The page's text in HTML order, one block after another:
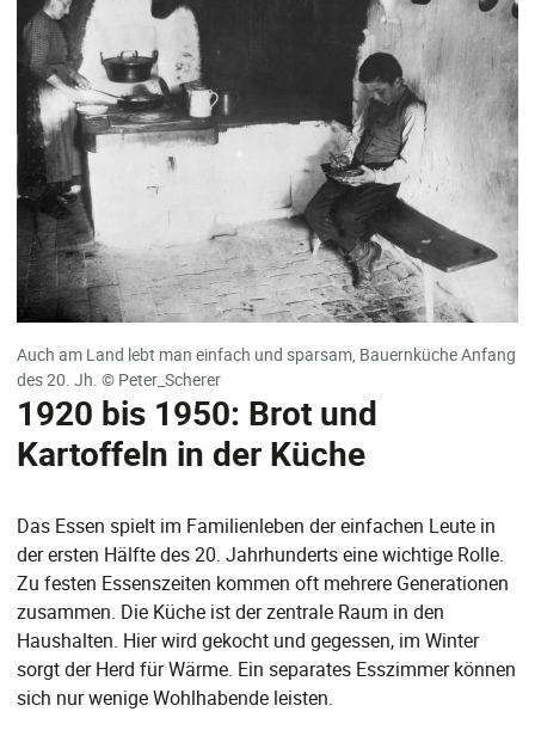
Auch am Land lebt man einfach und sparsam, Bauernküche Anfang
des 20. Jh. © Peter_Scherer
1920 bis 1950: Brot und
Kartoffeln in der Küche
Das Essen spielt im Familienleben der einfachen Leute in
der ersten Hälfte des 20. Jahrhunderts eine wichtige Rolle.
Zu festen Essenszeiten kommen oft mehrere Generationen
zusammen. Die Küche ist der zentrale Raum in den
Haushalten. Hier wird gekocht und gegessen, im Winter
sorgt der Herd für Wärme. Ein separates Esszimmer können
sich nur wenige Wohlhabende leisten.